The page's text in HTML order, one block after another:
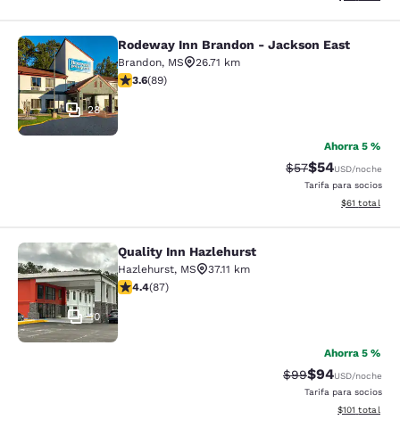
Rodeway Inn Brandon - Jackson
28
Rodeway Inn Brandon - Jackson East
Brandon, MS
26.71 km
calificación de 3.56 estrellas. Bueno. 89 reseñas
3.6(89)
Ahorra 5 %
Precio tachado:
$57Precio con
$54USD/noche
Tarifa para socios
Ver detalles
$61 total
Quality Inn Hazlehurst
10
Quality Inn Hazlehurst
Hazlehurst, MS
37.11 km
calificación de 4.4 estrellas. Excelente. 87 reseñas
4.4(87)
Ahorra 5 %
Precio tachado:
$99Precio con
$94USD/noche
Tarifa para socios
Ver detalles
$101 total